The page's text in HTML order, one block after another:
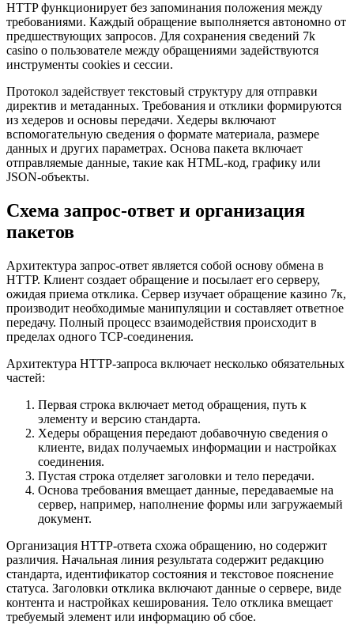
HTTP функционирует без запоминания положения между
требованиями. Каждый обращение выполняется автономно от
предшествующих запросов. Для сохранения сведений 7k
casino о пользователе между обращениями задействуются
инструменты cookies и сессии.
Протокол задействует текстовый структуру для отправки
директив и метаданных. Требования и отклики формируются
из хедеров и основы передачи. Хедеры включают
вспомогательную сведения о формате материала, размере
данных и других параметрах. Основа пакета включает
отправляемые данные, такие как HTML-код, графику или
JSON-объекты.
Схема запрос-ответ и организация
пакетов
Архитектура запрос-ответ является собой основу обмена в
HTTP. Клиент создает обращение и посылает его серверу,
ожидая приема отклика. Сервер изучает обращение казино 7к,
производит необходимые манипуляции и составляет ответное
передачу. Полный процесс взаимодействия происходит в
пределах одного TCP-соединения.
Архитектура HTTP-запроса включает несколько обязательных
частей:
Первая строка включает метод обращения, путь к
элементу и версию стандарта.
Хедеры обращения передают добавочную сведения о
клиенте, видах получаемых информации и настройках
соединения.
Пустая строка отделяет заголовки и тело передачи.
Основа требования вмещает данные, передаваемые на
сервер, например, наполнение формы или загружаемый
документ.
Организация HTTP-ответа схожа обращению, но содержит
различия. Начальная линия результата содержит редакцию
стандарта, идентификатор состояния и текстовое пояснение
статуса. Заголовки отклика включают данные о сервере, виде
контента и настройках кеширования. Тело отклика вмещает
требуемый элемент или информацию об сбое.